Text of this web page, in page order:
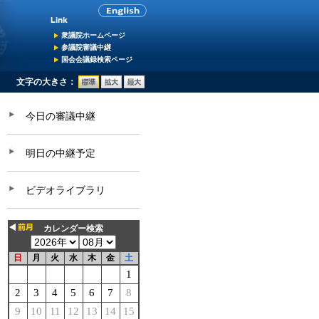
衆議院ホームページ
参議院審議中継
国会会議録検索ページ
文字の大きさ：
今日の審議中継
明日の中継予定
ビデオライブラリ
カレンダー検索
日 月 火 水 木 金 土
1
2
3 4 5 6 7
8
9
10 11 12 13 14
15